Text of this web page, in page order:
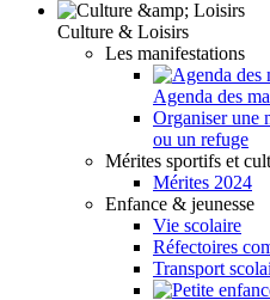
Culture & Loisirs
Les manifestations
Agenda des
Organiser une
ou un refuge
Mérites sportifs et
Mérites 2024
Enfance & jeunesse
Vie scolaire
Réfectoires
Transport